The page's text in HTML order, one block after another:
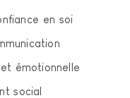
en soi
émotionnelle
social